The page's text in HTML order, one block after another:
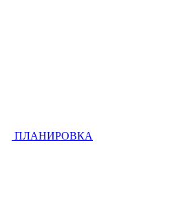
ПЛАНИРОВКА